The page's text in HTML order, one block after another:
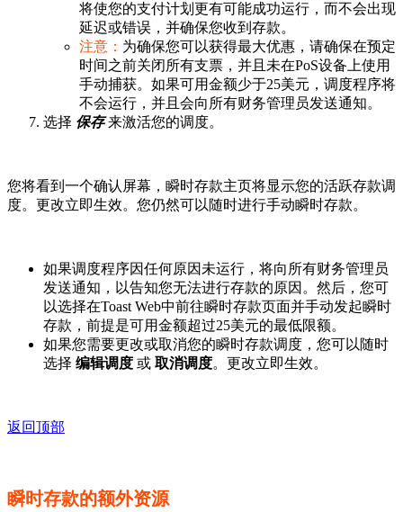
将使您的支付计划更有可能成功运行，而不会出现
延迟或错误，并确保您收到存款。
注意： 为确保您可以获得最大优惠，请确保在预定
时间之前关闭所有支票，并且未在PoS设备上使用
手动捕获。如果可用金额少于25美元，调度程序将
不会运行，并且会向所有财务管理员发送通知。
选择 保存来激活您的调度。
您将看到一个确认屏幕，瞬时存款主页将显示您的活跃存款调
度。更改立即生效。您仍然可以随时进行手动瞬时存款。
如果调度程序因任何原因未运行，将向所有财务管理员
发送通知，以告知您无法进行存款的原因。然后，您可
以选择在Toast Web中前往瞬时存款页面并手动发起瞬时
存款，前提是可用金额超过25美元的最低限额。
如果您需要更改或取消您的瞬时存款调度，您可以随时
选择 编辑调度 或 取消调度。更改立即生效。
返回顶部
瞬时存款的额外资源